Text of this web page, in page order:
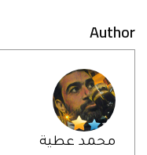
Author
محمد عطية